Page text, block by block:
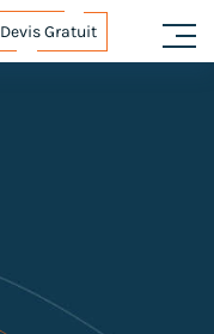
Devis Gratuit